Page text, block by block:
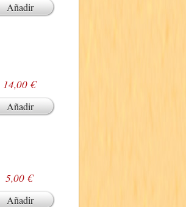
Añadir
14,00 €
Añadir
5,00 €
Añadir